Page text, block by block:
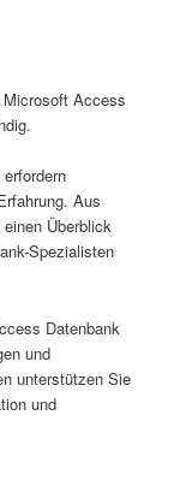
Access
Aus
Überblick
Spezialisten
Datenbank
und
unterstützen Sie
und